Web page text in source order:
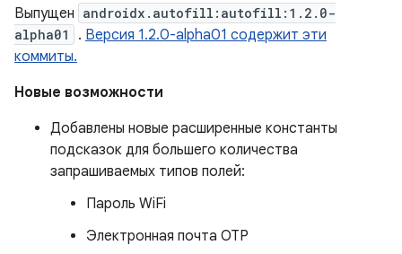
Выпущен androidx.autofill:autofill:1.2.0-
alpha01
. Версия 1.2.0-alpha01 содержит эти
коммиты.
Новые возможности
Добавлены новые расширенные константы
подсказок для большего количества
запрашиваемых типов полей:
Пароль WiFi
Электронная почта OTP